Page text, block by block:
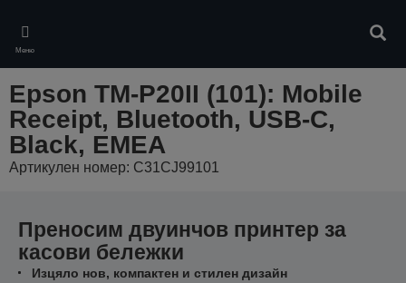
main
content
Меню
Epson TM-P20II (101): Mobile
Receipt, Bluetooth, USB-C,
Black, EMEA
Артикулен номер: C31CJ99101
Преносим двуинчов принтер за
касови бележки
Изцяло нов, компактен и стилен дизайн